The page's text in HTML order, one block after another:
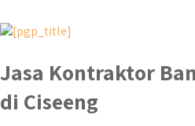
Jasa Kontraktor
di Ciseeng